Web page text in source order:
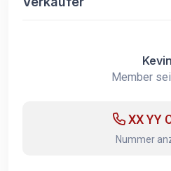
Kevin
Member
XX YY
Nummer